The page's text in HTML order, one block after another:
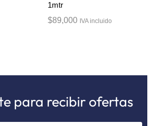
1mtr
$89,000 IVA incluido
para recibir ofertas